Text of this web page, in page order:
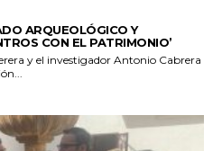
ARQUEOLÓGICO Y
CON EL PATRIMONIO’
y el investigador Antonio Cabrera